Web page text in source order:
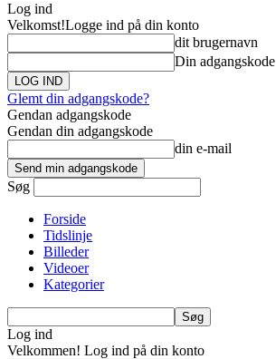
Log ind
Velkomst!Logge ind på din konto
dit brugernavn
Din adgangskode
Glemt din adgangskode?
Gendan adgangskode
Gendan din adgangskode
din e-mail
Søg
Forside
Tidslinje
Billeder
Videoer
Kategorier
Log ind
Velkommen! Log ind på din konto